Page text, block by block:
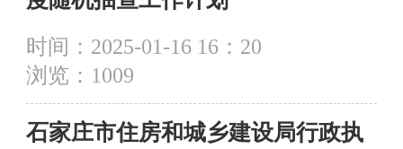
时间：2025-01-16 16：20
浏览： 1009
石家庄市住房和城乡建设局行政执